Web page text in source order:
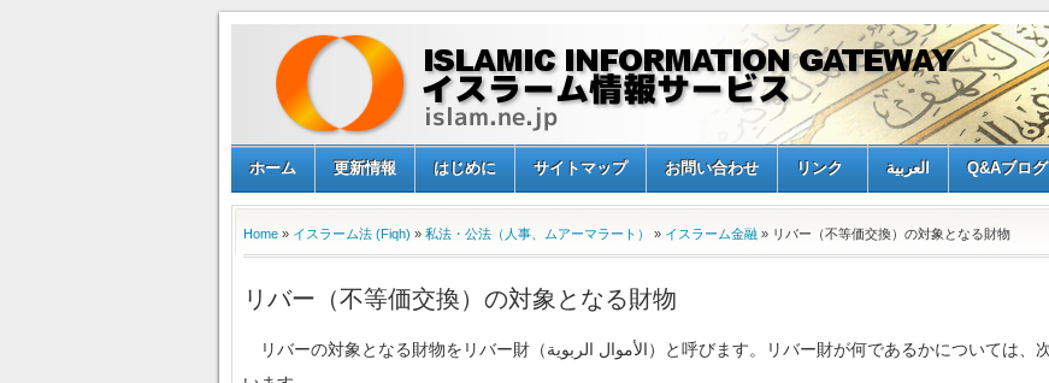
ホーム 更新情報 はじめに サイトマップ お問い合わせ リンク العربية Q&Aブログ
Home » イスラーム法 (Fiqh) » 私法・公法（人事、ムアーマラート） » イスラーム金融 » リバー（不等価交換）の対象となる財物
リバー（不等価交換）の対象となる財物
リバーの対象となる財物をリバー財（الأموال الربوية）と呼びます。リバー財が何であるかについては、次のハディース（預言者の言行録）が示して